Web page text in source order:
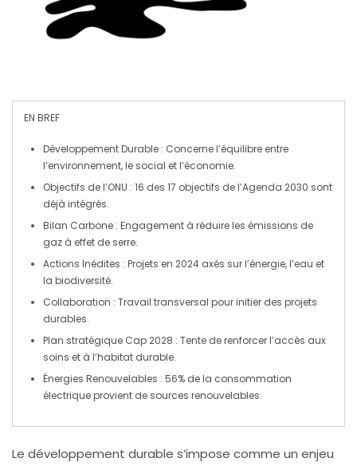
EN BREF
Développement Durable : Concerne l’équilibre entre
l’environnement, le social et l’économie.
Objectifs de l’ONU : 16 des 17 objectifs de l’Agenda 2030 sont
déjà intégrés.
Bilan Carbone : Engagement à réduire les émissions de
gaz à effet de serre.
Actions Inédites : Projets en 2024 axés sur l’énergie, l’eau et
la biodiversité.
Collaboration : Travail transversal pour initier des projets
durables.
Plan stratégique Cap 2028 : Tente de renforcer l’accès aux
soins et à l’habitat durable.
Énergies Renouvelables : 56% de la consommation
électrique provient de sources renouvelables.
Le développement durable s’impose comme un enjeu